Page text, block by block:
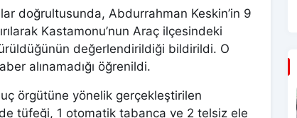
doğrultusunda, Abdurrahman Keskin’in 9
Kastamonu’nun Araç ilçesindeki
değerlendirildiği bildirildi. O
alınamadığı öğrenildi.
örgütüne yönelik gerçekleştirilen
tüfeği, 1 otomatik tabanca ve 2 telsiz ele